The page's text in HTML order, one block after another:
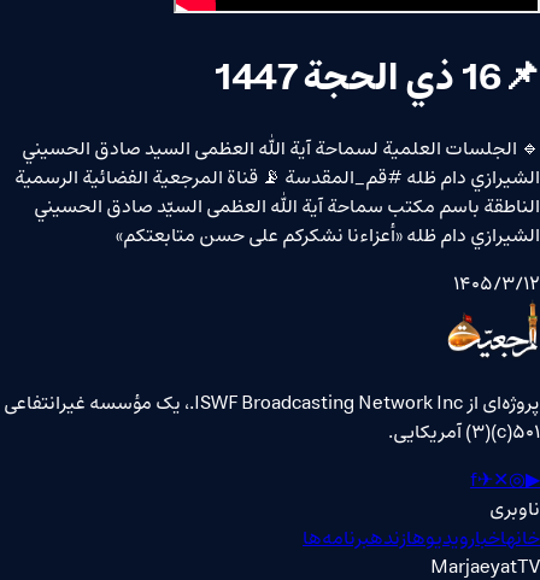
📌16 ذي الحجة 1447
🔹 الجلسات العلمیة لسماحة آیة الله العظمی السید صادق الحسیني
الشیرازي دام ظله #قم_المقدسة 📡 قناة المرجعية الفضائية الرسمية
الناطقة باسم مكتب سماحة آية الله العظمى السيّد صادق الحسيني
الشيرازي دام ظله «أعزاءنا نشكركم على حسن متابعتكم»
۱۴۰۵/۳/۱۲
پروژه‌ای از ISWF Broadcasting Network Inc.، یک مؤسسه غیرانتفاعی
۵۰۱(c)(۳) آمریکایی.
▶
◎
✕
✈
f
ناوبری
خانهاخبارویدیوهازندهبرنامه‌ها
MarjaeyatTV